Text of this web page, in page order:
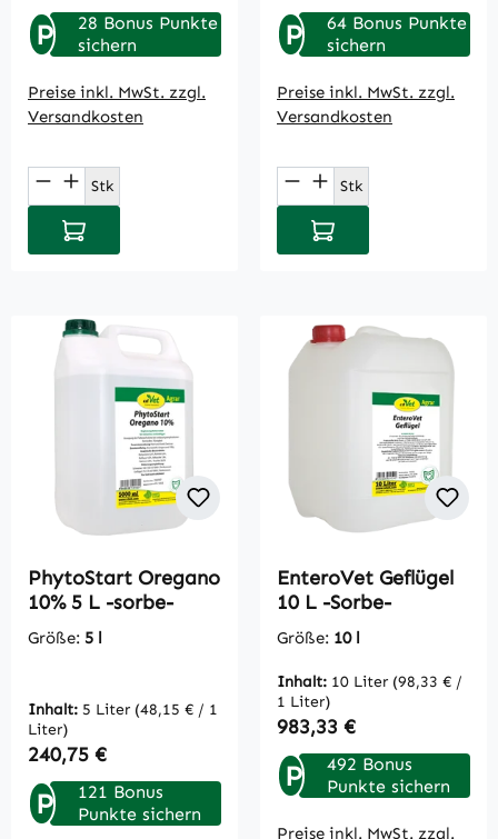
P
28 Bonus Punkte
sichern
Preise inkl. MwSt. zzgl.
Versandkosten
Produkt Anzahl: Gib den gewünschten
Stk
In den Warenkorb
P
64 Bonus Punkte
sichern
Preise inkl. MwSt. zzgl.
Versandkosten
Produkt Anzahl:
Stk
In den Warenkorb
PhytoStart Oregano
10% 5 L -sorbe-
Größe: 5 l
Inhalt: 5 Liter (48,15 € / 1
Liter)
Regulärer Preis:
240,75 €
P
121 Bonus
Punkte sichern
EnteroVet Geflügel
10 L -Sorbe-
Größe: 10 l
Inhalt: 10 Liter (98,33 € /
1 Liter)
Regulärer Preis:
983,33 €
P
492 Bonus
Punkte sichern
Preise inkl. MwSt. zzgl.